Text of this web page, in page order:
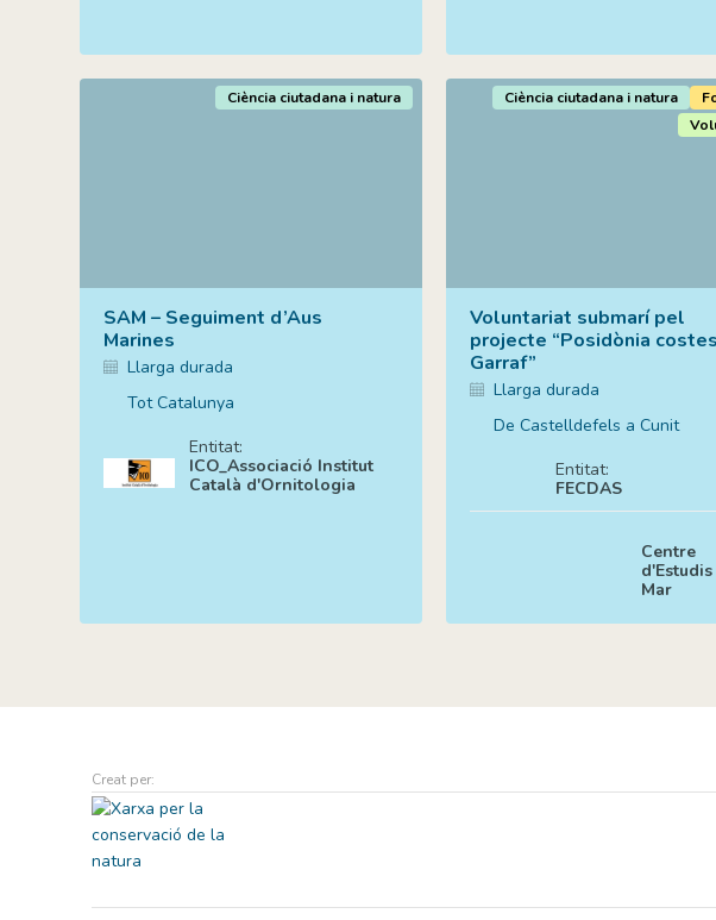
SAM – Seguiment d’Aus
Marines
Llarga durada
Tot Catalunya
Ciència ciutadana i natura
Entitat:
ICO_Associació Institut
Català d'Ornitologia
Voluntariat submarí pel
projecte “Posidònia
Garraf”
Llarga durada
De Castelldefels a Cunit
Ciència ciutadana i natura
Entitat:
FECDAS
Centre
Mar
Creat per: